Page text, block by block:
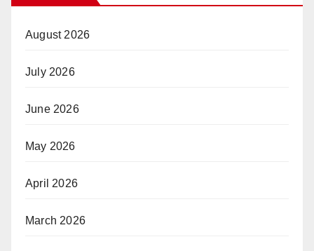
August 2026
July 2026
June 2026
May 2026
April 2026
March 2026